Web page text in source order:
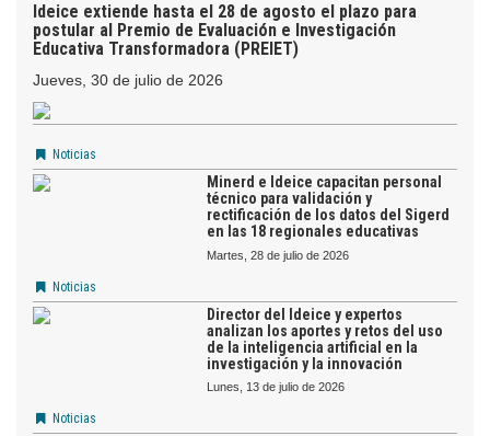
Ideice extiende hasta el 28 de agosto el plazo para
postular al Premio de Evaluación e Investigación
Educativa Transformadora (PREIET)
jueves, 30 de julio de 2026
Noticias
Minerd e Ideice capacitan personal
técnico para validación y
rectificación de los datos del Sigerd
en las 18 regionales educativas
martes, 28 de julio de 2026
Noticias
Director del Ideice y expertos
analizan los aportes y retos del uso
de la inteligencia artificial en la
investigación y la innovación
lunes, 13 de julio de 2026
Noticias